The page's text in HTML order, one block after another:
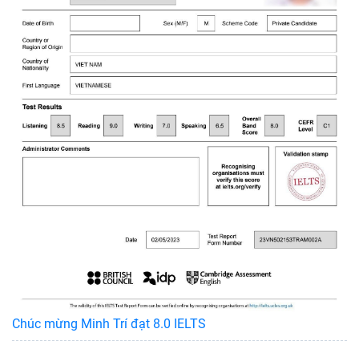
Chúc mừng Minh Trí đạt 8.0 IELTS